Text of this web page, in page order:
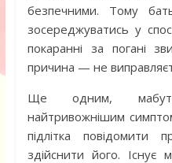
безпечними. Тому
зосереджуватись у
покаранні за погані
причина — не
Ще одним,
найтривожнішим
підлітка повідомити
здійснити його.